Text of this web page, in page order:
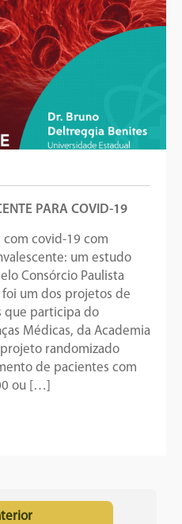
PARA COVID-19
covid-19 com
um estudo
Consórcio Paulista
foi um dos projetos de
que participa do
Médicas, da Academia
randomizado
de pacientes com
ou […]